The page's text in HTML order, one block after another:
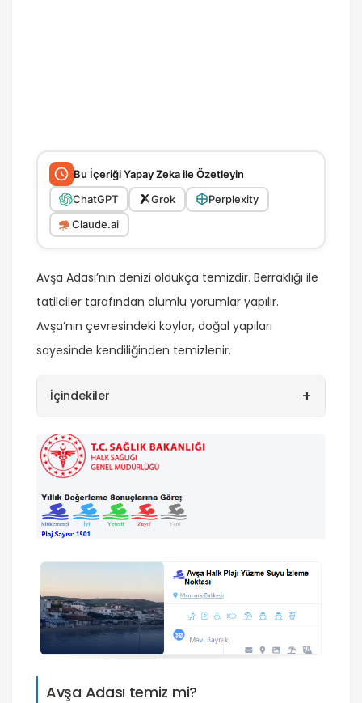
Bu İçeriği Yapay Zeka ile Özetleyin
ChatGPT
Grok
Perplexity
Claude.ai
Avşa Adası’nın denizi oldukça temizdir. Berraklığı ile
tatilciler tarafından olumlu yorumlar yapılır.
Avşa’nın çevresindeki koylar, doğal yapıları
sayesinde kendiliğinden temizlenir.
İçindekiler +
Avşa Adası temiz mi?